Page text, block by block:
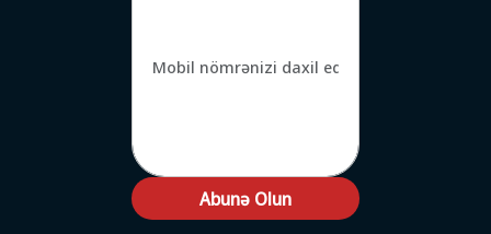
Abunə Olun